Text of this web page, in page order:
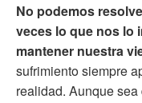
No podemos
veces lo que nos lo
mantener nuestra
sufrimiento siempre
realidad. Aunque